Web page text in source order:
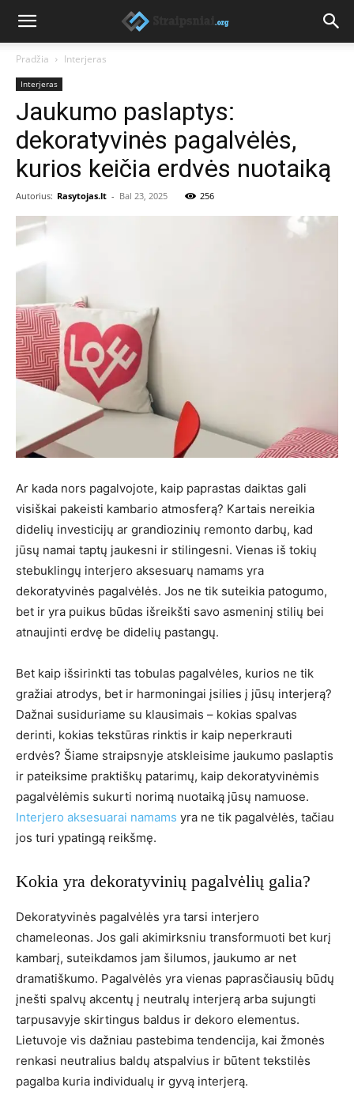
Pradžia Interjeras
Interjeras
Jaukumo paslaptys:
dekoratyvinės pagalvėlės,
kurios keičia erdvės nuotaiką
Autorius: Rasytojas.lt - Bal 23, 2025 256
Ar kada nors pagalvojote, kaip paprastas daiktas gali
visiškai pakeisti kambario atmosferą? Kartais nereikia
didelių investicijų ar grandiozinių remonto darbų, kad
jūsų namai taptų jaukesni ir stilingesni. Vienas iš tokių
stebuklingų interjero aksesuarų namams yra
dekoratyvinės pagalvėlės. Jos ne tik suteikia patogumo,
bet ir yra puikus būdas išreikšti savo asmeninį stilių bei
atnaujinti erdvę be didelių pastangų.
Bet kaip išsirinkti tas tobulas pagalvėles, kurios ne tik
gražiai atrodys, bet ir harmoningai įsilies į jūsų interjerą?
Dažnai susiduriame su klausimais – kokias spalvas
derinti, kokias tekstūras rinktis ir kaip neperkrauti
erdvės? Šiame straipsnyje atskleisime jaukumo paslaptis
ir pateiksime praktiškų patarimų, kaip dekoratyvinėmis
pagalvėlėmis sukurti norimą nuotaiką jūsų namuose.
Interjero aksesuarai namams yra ne tik pagalvėlės, tačiau
jos turi ypatingą reikšmę.
Kokia yra dekoratyvinių pagalvėlių galia?
Dekoratyvinės pagalvėlės yra tarsi interjero
chameleonas. Jos gali akimirksniu transformuoti bet kurį
kambarį, suteikdamos jam šilumos, jaukumo ar net
dramatiškumo. Pagalvėlės yra vienas paprasčiausių būdų
įnešti spalvų akcentų į neutralų interjerą arba sujungti
tarpusavyje skirtingus baldus ir dekoro elementus.
Lietuvoje vis dažniau pastebima tendencija, kai žmonės
renkasi neutralius baldų atspalvius ir būtent tekstilės
pagalba kuria individualų ir gyvą interjerą.